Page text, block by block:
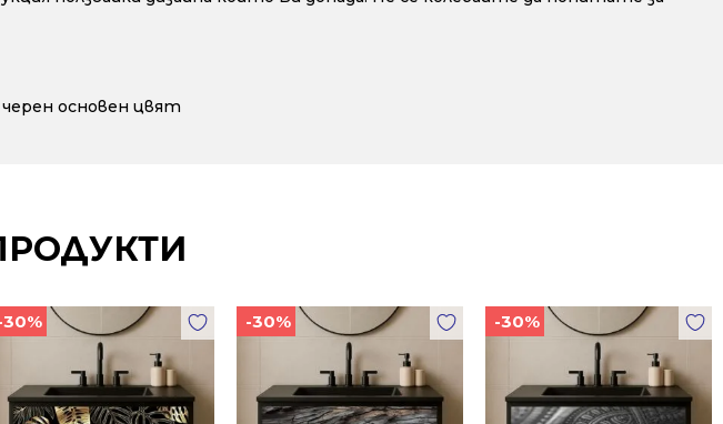
основен цвят
30% -30% -30%